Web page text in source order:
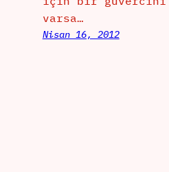
varsa…
Nisan 16, 2012